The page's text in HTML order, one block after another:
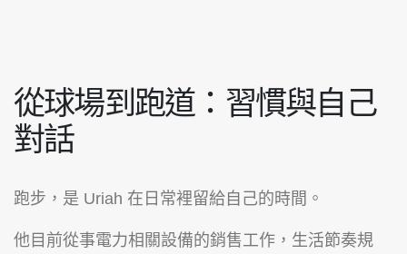
從球場到跑道：習慣與自己
對話
跑步，是 Uriah 在日常裡留給自己的時間。
他目前從事電力相關設備的銷售工作，生活節奏規